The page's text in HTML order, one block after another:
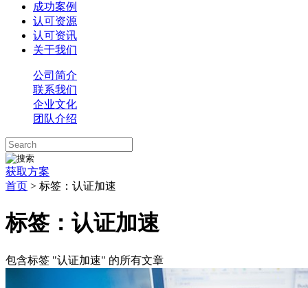
成功案例
认可资源
认可资讯
关于我们
公司简介
联系我们
企业文化
团队介绍
获取方案
首页 > 标签：认证加速
标签：认证加速
包含标签 "认证加速" 的所有文章